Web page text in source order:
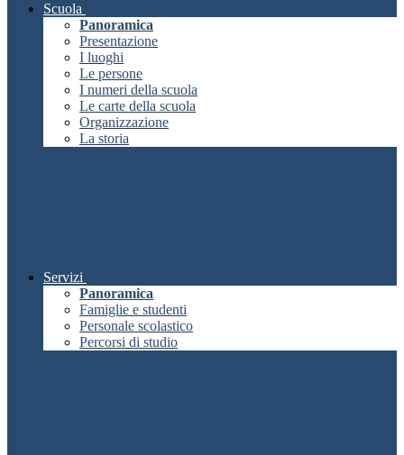
Scuola
Panoramica
Presentazione
I luoghi
Le persone
I numeri della scuola
Le carte della scuola
Organizzazione
La storia
Servizi
Panoramica
Famiglie e studenti
Personale scolastico
Percorsi di studio